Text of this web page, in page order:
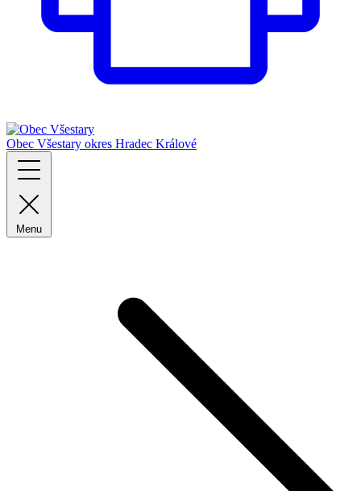
Obec Všestary okres Hradec Králové
Menu